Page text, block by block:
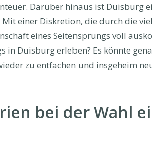
Darüber hinaus ist Duisburg
einer Diskretion, die durch die
eines Seitensprungs voll
in Duisburg erleben? Es könnte
zu entfachen und insgeheim
bei der Wahl